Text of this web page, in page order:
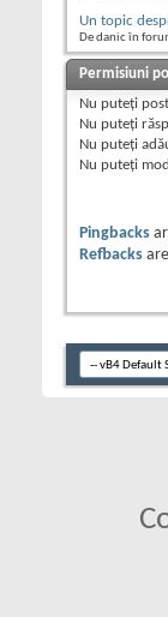
Un topic
De danic în
Permisiuni
Nu puteţi
Nu puteţi
Nu puteţi
Nu puteţi
Pingbacks
Refbacks are